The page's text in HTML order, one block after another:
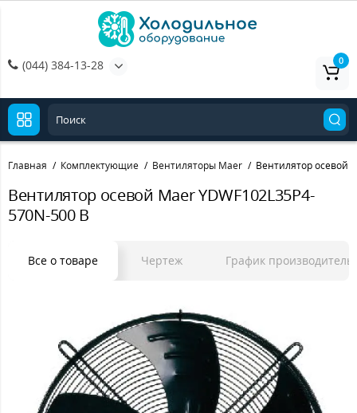
(044) 384-13-28 0
Главная Комплектующие Вентиляторы Maer Вентилятор осевой
Вентилятор осевой Maer YDWF102L35P4-
570N-500 B
Все о товаре Чертеж График